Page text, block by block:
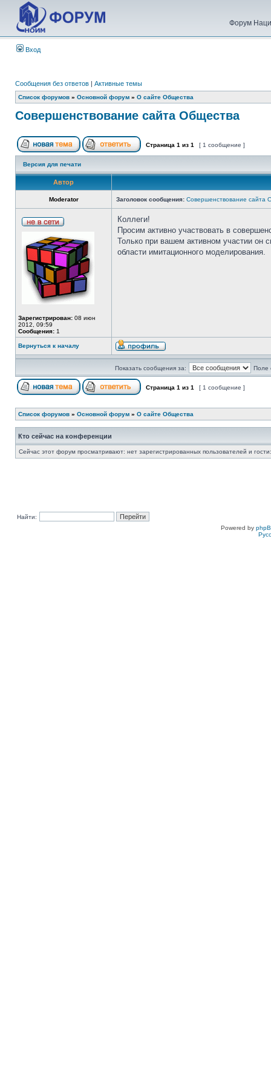
Форум
Вход
Сообщения без ответов | Активные темы
Список форумов » Основной форум » О сайте Общества
Совершенствование сайта Общества
Страница 1 из 1 [ 1 сообщение ]
Версия для печати
Автор
Moderator Заголовок сообщения: Совершенствование сайта
Зарегистрирован: 08 июн
2012, 09:59
Сообщения: 1
Коллеги!
Просим активно участвовать в
Только при вашем активном участии он
области имитационного моделирования.
Вернуться к началу
Показать сообщения за: Поле
Страница 1 из 1 [ 1 сообщение ]
Список форумов » Основной форум » О сайте Общества
Кто сейчас на конференции
Сейчас этот форум просматривают: нет зарегистрированных пользователей и
Найти:
Powered by